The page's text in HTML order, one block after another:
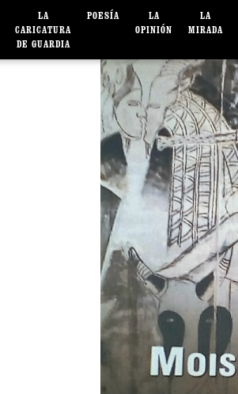
LA
CARICATURA
DE GUARDIA
POESÍA
LA
OPINIÓN
LA
MIRADA